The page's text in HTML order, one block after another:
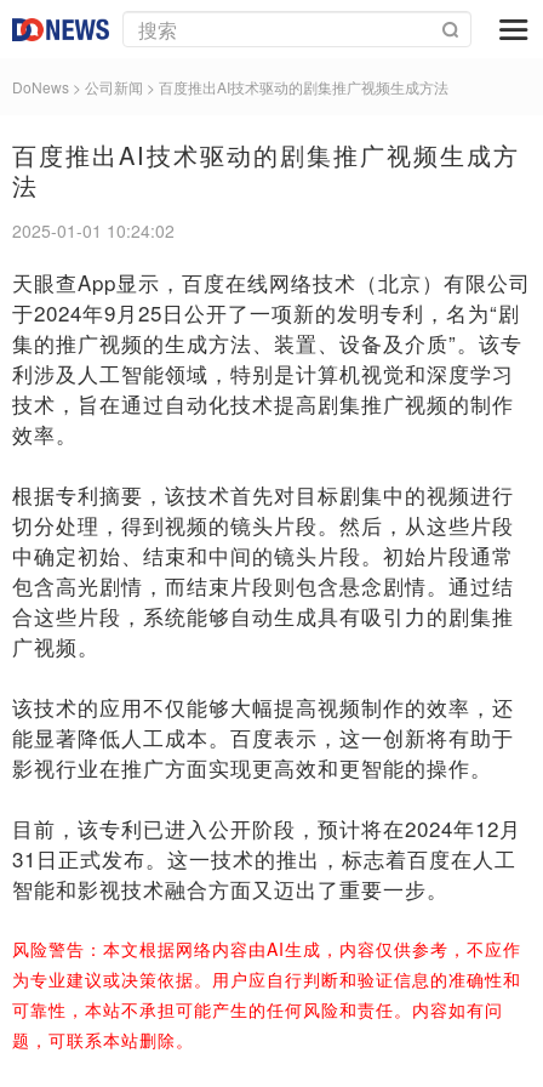
DoNews > 公司新闻 > 百度推出AI技术驱动的剧集推广视频生成方法
百度推出AI技术驱动的剧集推广视频生成方
法
2025-01-01 10:24:02
天眼查App显示，百度在线网络技术（北京）有限公司
于2024年9月25日公开了一项新的发明专利，名为“剧
集的推广视频的生成方法、装置、设备及介质”。该专
利涉及人工智能领域，特别是计算机视觉和深度学习
技术，旨在通过自动化技术提高剧集推广视频的制作
效率。
根据专利摘要，该技术首先对目标剧集中的视频进行
切分处理，得到视频的镜头片段。然后，从这些片段
中确定初始、结束和中间的镜头片段。初始片段通常
包含高光剧情，而结束片段则包含悬念剧情。通过结
合这些片段，系统能够自动生成具有吸引力的剧集推
广视频。
该技术的应用不仅能够大幅提高视频制作的效率，还
能显著降低人工成本。百度表示，这一创新将有助于
影视行业在推广方面实现更高效和更智能的操作。
目前，该专利已进入公开阶段，预计将在2024年12月
31日正式发布。这一技术的推出，标志着百度在人工
智能和影视技术融合方面又迈出了重要一步。
风险警告：本文根据网络内容由AI生成，内容仅供参考，不应作
为专业建议或决策依据。用户应自行判断和验证信息的准确性和
可靠性，本站不承担可能产生的任何风险和责任。内容如有问
题，可联系本站删除。